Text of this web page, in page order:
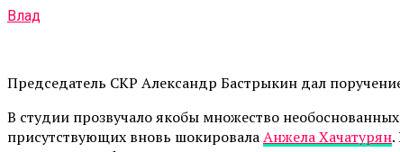
Влад
Председатель СКР Александр Бастрыкин дал
В студии прозвучало якобы множество
присутствующих вновь шокировалаАнжела Хачатурян